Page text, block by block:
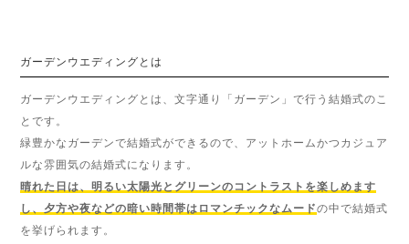
ガーデンウエディングとは
ガーデンウエディングとは、文字通り「ガーデン」で行う結婚式のこ
とです。
緑豊かなガーデンで結婚式ができるので、アットホームかつカジュア
ルな雰囲気の結婚式になります。
晴れた日は、明るい太陽光とグリーンのコントラストを楽しめます
し、夕方や夜などの暗い時間帯はロマンチックなムードの中で結婚式
を挙げられます。